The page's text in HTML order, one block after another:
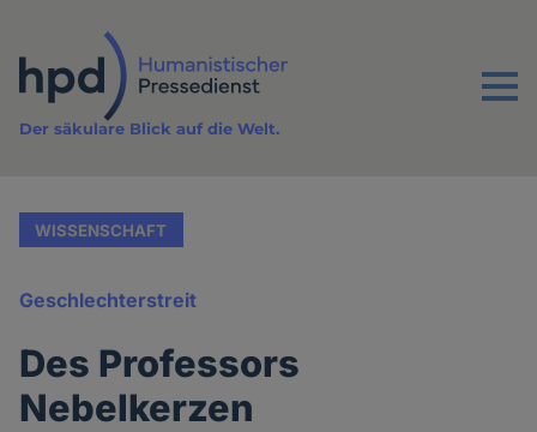
Inhalt
Menu
Der säkulare Blick auf die Welt.
WISSENSCHAFT
Geschlechterstreit
Des Professors
Nebelkerzen